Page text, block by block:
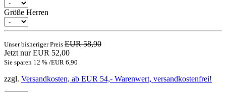
Größe Herren
Unser bisheriger Preis EUR 58,90
Jetzt nur EUR 52,00
Sie sparen 12 % /EUR 6,90
zzgl. Versandkosten, ab EUR 54,- Warenwert, versandkostenfrei!